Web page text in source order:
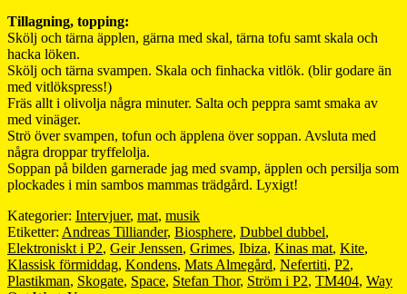
Tillagning, topping:
Skölj och tärna äpplen, gärna med skal, tärna tofu samt skala och
hacka löken.
Skölj och tärna svampen. Skala och finhacka vitlök. (blir godare än
med vitlökspress!)
Fräs allt i olivolja några minuter. Salta och peppra samt smaka av
med vinäger.
Strö över svampen, tofun och äpplena över soppan. Avsluta med
några droppar tryffelolja.
Soppan på bilden garnerade jag med svamp, äpplen och persilja som
plockades i min sambos mammas trädgård. Lyxigt!
Kategorier: Intervjuer, mat, musik
Etiketter: Andreas Tilliander, Biosphere, Dubbel dubbel,
Elektroniskt i P2, Geir Jenssen, Grimes, Ibiza, Kinas mat, Kite,
Klassisk förmiddag, Kondens, Mats Almegård, Nefertiti, P2,
Plastikman, Skogate, Space, Stefan Thor, Ström i P2, TM404, Way